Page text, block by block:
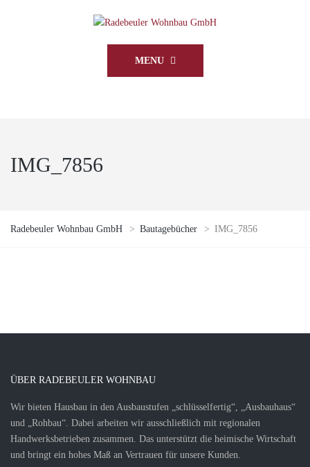
MENU
IMG_7856
Radebeuler Wohnbau GmbH > Bautagebücher > IMG_7856
ÜBER RADEBEULER WOHNBAU
Wir bieten Hausbau in den Ausbaustufen „schlüsselfertig“, „Ausbauhaus“
und „Rohbau“. Dabei arbeiten wir ausschließlich mit regionalen
Handwerksbetrieben zusammen. Das unterstützt die heimische Wirtschaft
und bringt ein hohes Maß an Vertrauen für unsere Kunden.